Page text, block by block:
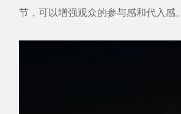
节，可以增强观众的参与感和代入感。